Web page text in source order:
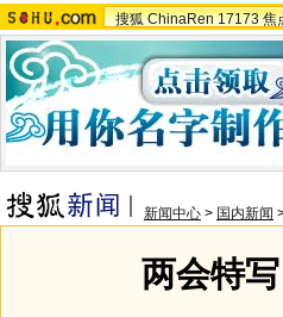
搜狐 ChinaRen 17173 焦
新闻中心 > 国内新闻
两会特